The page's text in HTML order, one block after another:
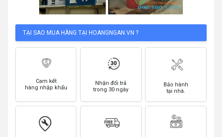
TẠI SAO MUA HÀNG TẠI HOANGNGAN.VN ?
Cam kết
hàng nhập khẩu
Nhận đổi trả
trong 30 ngày
Bảo hành
tại nhà.